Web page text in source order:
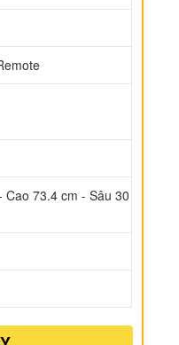
Cao 73.4 cm - Sâu 30